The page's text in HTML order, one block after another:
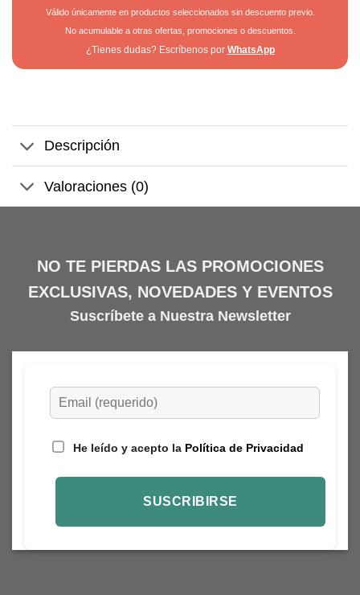
Válido únicamente en productos seleccionados sin descuento previo.
No acumulable a otras ofertas, promociones o descuentos.
¿Tienes dudas? Escríbenos por WhatsApp
Descripción
Valoraciones (0)
NO TE PIERDAS LAS PROMOCIONES
EXCLUSIVAS, NOVEDADES Y EVENTOS
Suscríbete a Nuestra Newsletter
He leído y acepto la Política de Privacidad